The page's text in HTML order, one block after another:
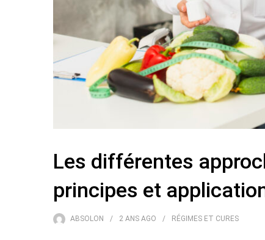
Les différentes
principes et
ABSOLON 2 ANS AGO RÉGIMES ET CURES